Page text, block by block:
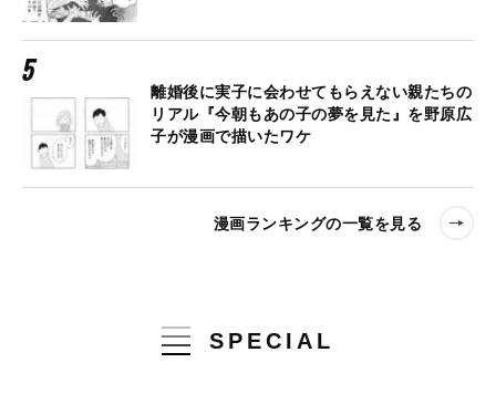
離婚後に実子に会わせてもらえない親たちの
リアル『今朝もあの子の夢を見た』を野原広
子が漫画で描いたワケ
漫画ランキングの一覧を見る
SPECIAL